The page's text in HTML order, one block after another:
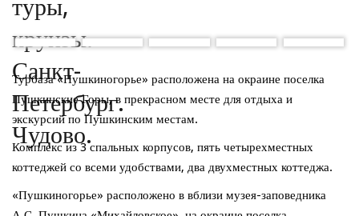
Турбаза «Пушкиногорье» расположена на окраине поселка
Пушкинские Горы, в прекрасном месте для отдыха и
экскурсий по Пушкинским местам.
Комплекс из 3 спальных корпусов, пять четырехместных
коттеджей со всеми удобствами, два двухместных коттеджа.
«Пушкиногорье» расположено в вблизи музея-заповедника